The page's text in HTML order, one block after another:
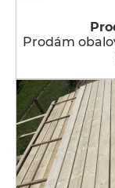
Prodám